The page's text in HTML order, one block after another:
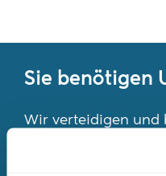
Sie benötigen
Wir verteidigen und